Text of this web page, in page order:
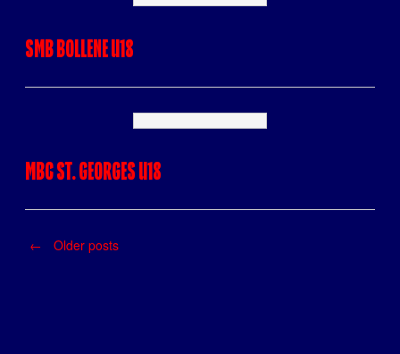
SMB BOLLENE U18
MBC ST. GEORGES U18
Posts
← Older posts